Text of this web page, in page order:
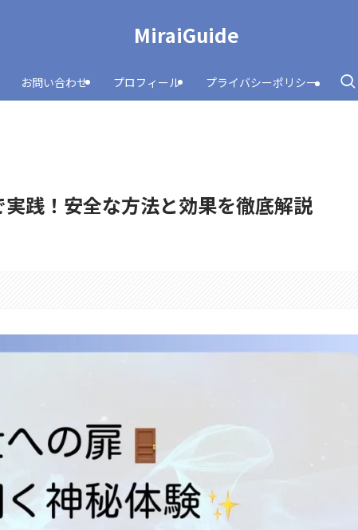
MiraiGuide
お問い合わせ プロフィール プライバシーポリシー
践！安全な方法と効果を徹底解説